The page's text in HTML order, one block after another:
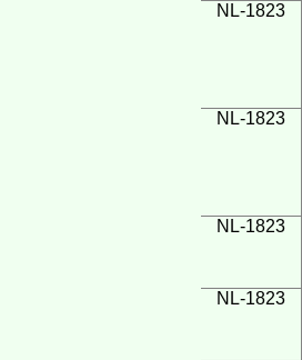
NL-1823
NL-1823
NL-1823
NL-1823